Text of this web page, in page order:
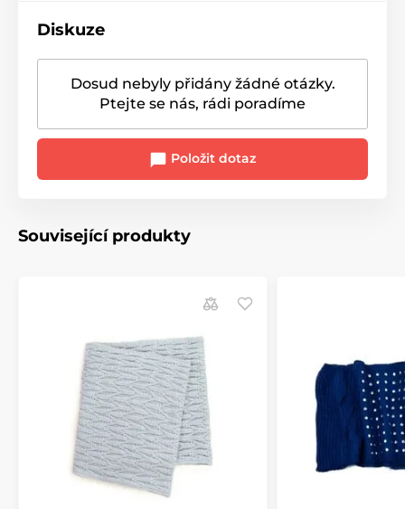
Diskuze
Dosud nebyly přidány žádné otázky.
Ptejte se nás, rádi poradíme
Položit dotaz
Související produkty